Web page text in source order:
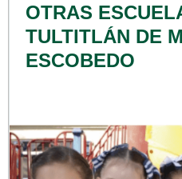
OTRAS
TULTITLÁN DE
ESCOBEDO